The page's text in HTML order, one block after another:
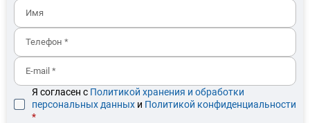
Я согласен с Политикой хранения и обработки
персональных данных и Политикой конфиденциальности
*